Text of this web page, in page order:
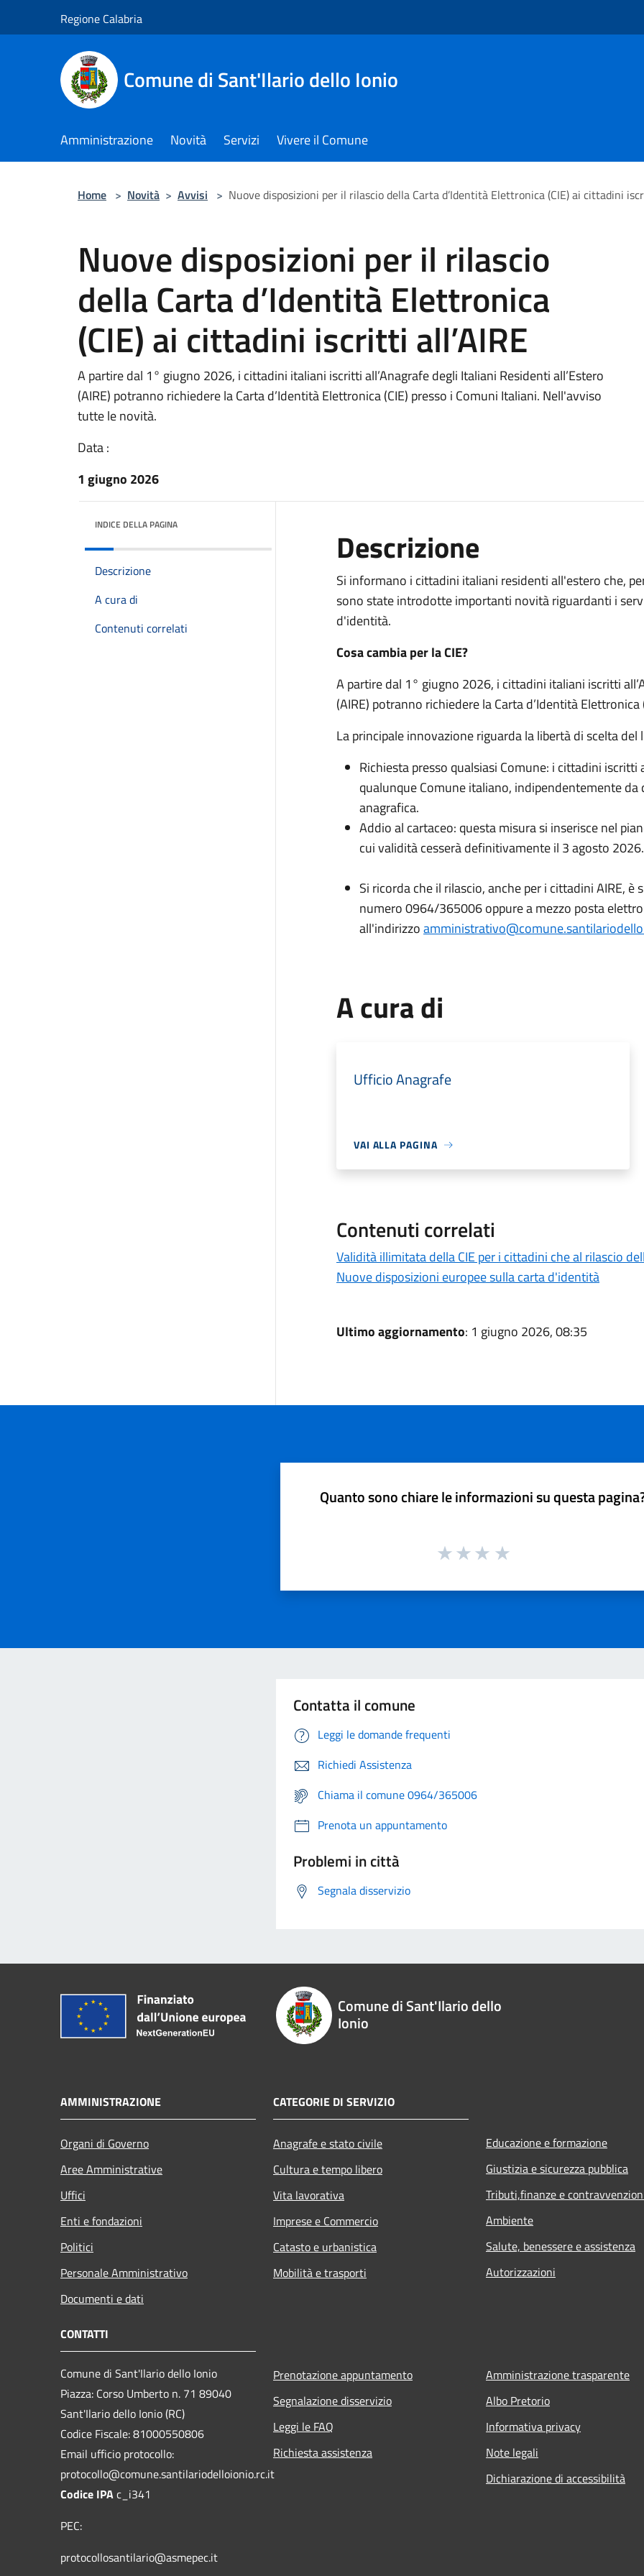
Regione Calabria
Comune di Sant'Ilario dello Ionio
Amministrazione Novità Servizi Vivere il Comune
Home > Novità > Avvisi > Nuove disposizioni per il rilascio della Carta d’Identità Elettronica (CIE) ai cittadini
Nuove disposizioni per il rilascio
della Carta d’Identità Elettronica
(CIE) ai cittadini iscritti all’AIRE
A partire dal 1° giugno 2026, i cittadini italiani iscritti all’Anagrafe degli Italiani Residenti all’Estero
(AIRE) potranno richiedere la Carta d’Identità Elettronica (CIE) presso i Comuni Italiani. Nell'avviso
tutte le novità.
Data :
1 giugno 2026
INDICE DELLA PAGINA
Descrizione
A cura di
Contenuti correlati
Descrizione
Si informano i cittadini italiani residenti all'estero che,
sono state introdotte importanti novità riguardanti i
d'identità.
Cosa cambia per la CIE?
A partire dal 1° giugno 2026, i cittadini italiani iscritti
(AIRE) potranno richiedere la Carta d’Identità
La principale innovazione riguarda la libertà di scelta del
Richiesta presso qualsiasi Comune: i cittadini iscritti
qualunque Comune italiano, indipendentemente
anagrafica.
Addio al cartaceo: questa misura si inserisce nel
cui validità cesserà
Si ricorda che il rilascio, anche per i cittadini AIRE,
numero 0964/365006 oppure a mezzo posta
all'indirizzo
A cura di
Ufficio Anagrafe
VAI ALLA PAGINA
Contenuti correlati
Validità illimitata della CIE per i cittadini che al rilascio
Nuove disposizioni europee sulla carta d'identità
Ultimo aggiornamento: 1 giugno 2026, 08:35
Quanto sono chiare le informazioni su questa
Contatta il comune
Leggi le domande frequenti
Richiedi Assistenza
Chiama il comune 0964/365006
Prenota un appuntamento
Problemi in città
Segnala disservizio
Comune di Sant'Ilario dello
Ionio
AMMINISTRAZIONE
Organi di Governo
Aree Amministrative
Uffici
Enti e fondazioni
Politici
Personale Amministrativo
Documenti e dati
CATEGORIE DI SERVIZIO
Anagrafe e stato civile
Cultura e tempo libero
Vita lavorativa
Imprese e Commercio
Catasto e urbanistica
Mobilità e trasporti
Educazione e formazione
Giustizia e sicurezza pubblica
Tributi,finanze e
Ambiente
Salute, benessere e assistenza
Autorizzazioni
CONTATTI
Comune di Sant'Ilario dello Ionio
Piazza: Corso Umberto n. 71 89040
Sant'Ilario dello Ionio (RC)
Codice Fiscale: 81000550806
Email ufficio protocollo:
protocollo@comune.santilariodelloionio.rc.it
Codice IPAc_i341
PEC:
protocollosantilario@asmepec.it
Prenotazione appuntamento
Segnalazione disservizio
Leggi le FAQ
Richiesta assistenza
Amministrazione trasparente
Albo Pretorio
Informativa privacy
Note legali
Dichiarazione di accessibilità